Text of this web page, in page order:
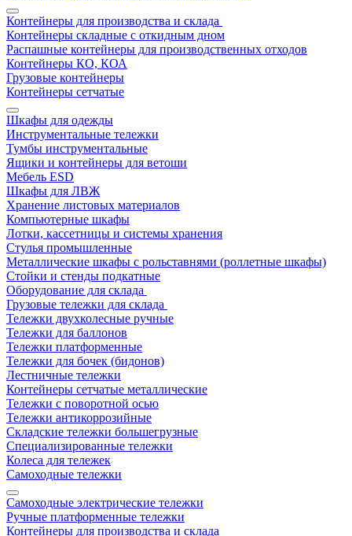
Контейнеры для производства и склада
Контейнеры складные с откидным дном
Распашные контейнеры для производственных отходов
Контейнеры КО, КОА
Грузовые контейнеры
Контейнеры сетчатые
Шкафы для одежды
Инструментальные тележки
Тумбы инструментальные
Ящики и контейнеры для ветоши
Мебель ESD
Шкафы для ЛВЖ
Хранение листовых материалов
Компьютерные шкафы
Лотки, кассетницы и системы хранения
Стулья промышленные
Металлические шкафы с рольставнями (роллетные шкафы)
Стойки и стенды подкатные
Оборудование для склада
Грузовые тележки для склада
Тележки двухколесные ручные
Тележки для баллонов
Тележки платформенные
Тележки для бочек (бидонов)
Лестничные тележки
Контейнеры сетчатые металлические
Тележки с поворотной осью
Тележки антикоррозийные
Складские тележки большегрузные
Специализированные тележки
Колеса для тележек
Самоходные тележки
Самоходные электрические тележки
Ручные платформенные тележки
Контейнеры для производства и склада